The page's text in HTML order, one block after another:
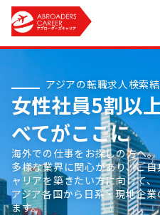
アジアの転職求人検索
女性社員5割以
べてがここに
海外での仕事をお探しの方へ。
多様な業界に関心があり、ご
ャリアを築きたい方に向けて、
アジア各国から日系・現地企
ます。